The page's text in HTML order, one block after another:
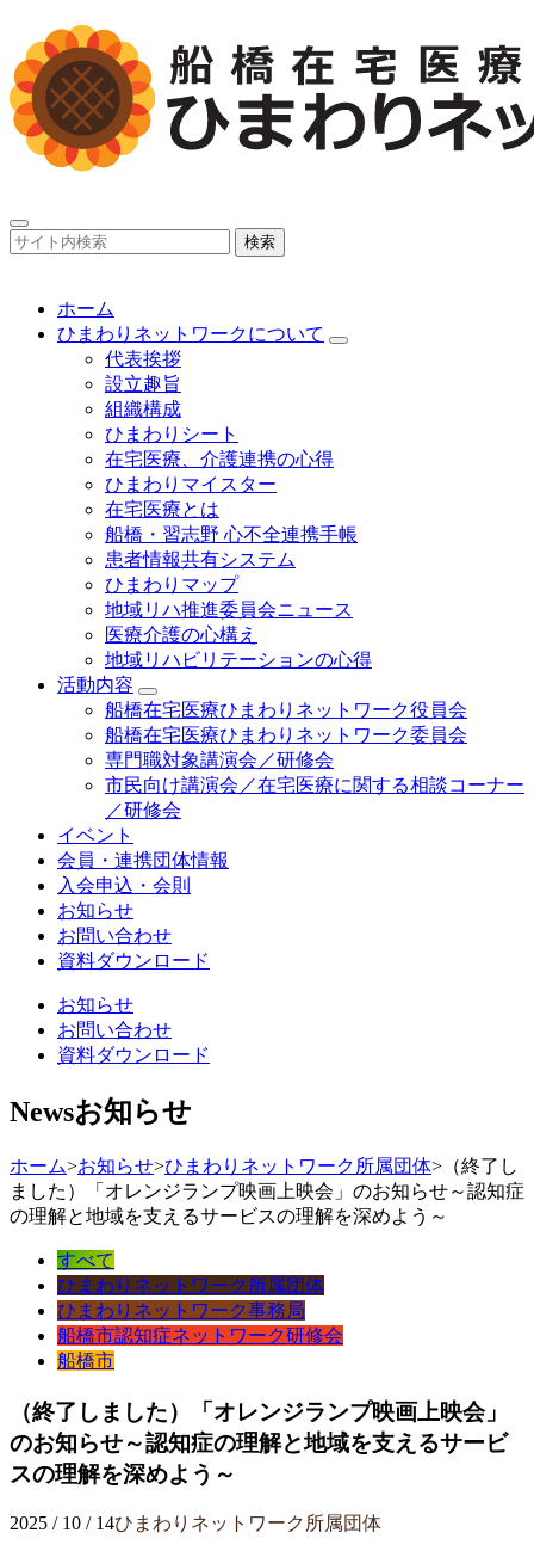
検索
ホーム
ひまわりネットワークについて
代表挨拶
設立趣旨
組織構成
ひまわりシート
在宅医療、介護連携の心得
ひまわりマイスター
在宅医療とは
船橋・習志野 心不全連携手帳
患者情報共有システム
ひまわりマップ
地域リハ推進委員会ニュース
医療介護の心構え
地域リハビリテーションの心得
活動内容
船橋在宅医療ひまわりネットワーク役員会
船橋在宅医療ひまわりネットワーク委員会
専門職対象講演会／研修会
市民向け講演会／在宅医療に関する相談コーナー
／研修会
イベント
会員・連携団体情報
入会申込・会則
お知らせ
お問い合わせ
資料ダウンロード
お知らせ
お問い合わせ
資料ダウンロード
Newsお知らせ
ホーム>お知らせ>ひまわりネットワーク所属団体> （終了し
ました）「オレンジランプ映画上映会」のお知らせ～認知症
の理解と地域を支えるサービスの理解を深めよう～
すべて
ひまわりネットワーク所属団体
ひまわりネットワーク事務局
船橋市認知症ネットワーク研修会
船橋市
（終了しました）「オレンジランプ映画上映会」
のお知らせ～認知症の理解と地域を支えるサービ
スの理解を深めよう～
2025 / 10 / 14ひまわりネットワーク所属団体